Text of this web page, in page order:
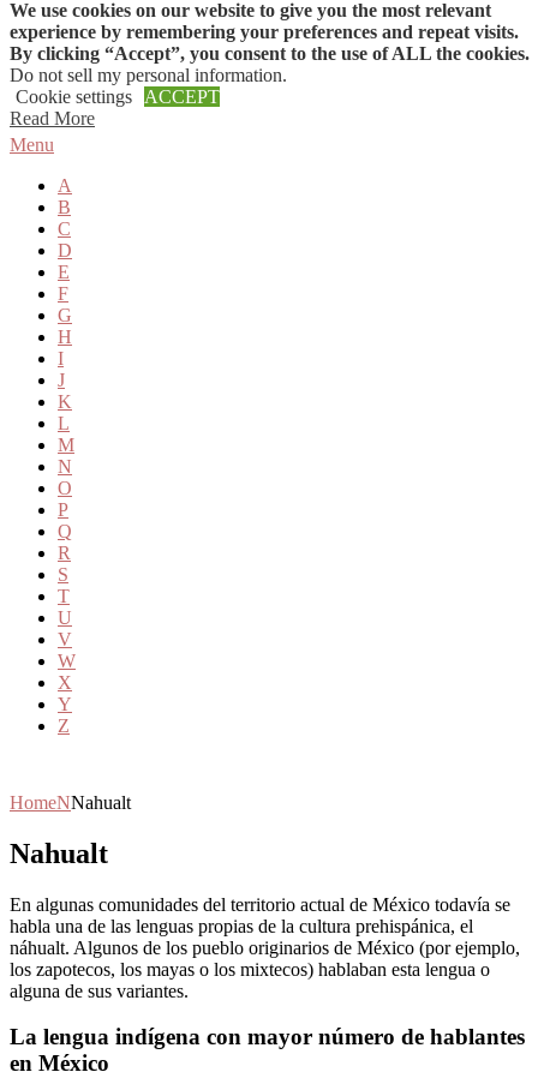
Skip to content
Menu
A
B
C
D
E
F
G
H
I
J
K
L
M
N
O
P
Q
R
S
T
U
V
W
X
Y
Z
HomeNNahualt
Nahualt
En algunas comunidades del territorio actual de México todavía se
habla una de las lenguas propias de la cultura prehispánica, el
náhualt. Algunos de los pueblo originarios de México (por ejemplo,
los zapotecos, los mayas o los mixtecos) hablaban esta lengua o
alguna de sus variantes.
La lengua indígena con mayor número de hablantes
en México
We use cookies on our website to give you the most relevant
experience by remembering your preferences and repeat visits.
By clicking “Accept”, you consent to the use of ALL the cookies.
Do not sell my personal information.
Cookie settings
ACCEPT
Read More